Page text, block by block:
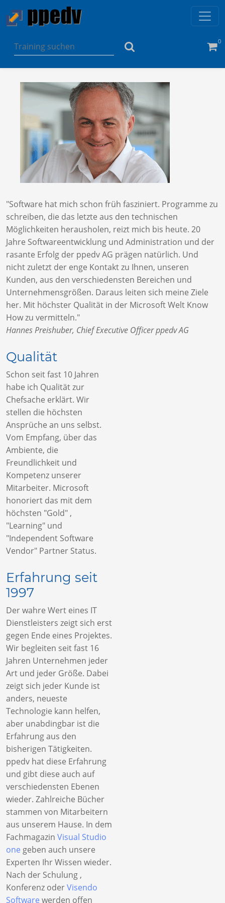
0
"Software hat mich schon früh fasziniert. Programme zu
schreiben, die das letzte aus den technischen
Möglichkeiten herausholen, reizt mich bis heute. 20
Jahre Softwareentwicklung und Administration und der
rasante Erfolg der ppedv AG prägen natürlich. Und
nicht zuletzt der enge Kontakt zu Ihnen, unseren
Kunden, aus den verschiedensten Bereichen und
Unternehmensgrößen. Daraus leiten sich meine Ziele
her. Mit höchster Qualität in der Microsoft Welt Know
How zu vermitteln."
Hannes Preishuber, Chief Executive Officer ppedv AG
Qualität
Schon seit fast 10 Jahren
habe ich Qualität zur
Chefsache erklärt. Wir
stellen die höchsten
Ansprüche an uns selbst.
Vom Empfang, über das
Ambiente, die
Freundlichkeit und
Kompetenz unserer
Mitarbeiter. Microsoft
honoriert das mit dem
höchsten "Gold" ,
"Learning" und
"Independent Software
Vendor" Partner Status.
Erfahrung seit
1997
Der wahre Wert eines IT
Dienstleisters zeigt sich erst
gegen Ende eines Projektes.
Wir begleiten seit fast 16
Jahren Unternehmen jeder
Art und jeder Größe. Dabei
zeigt sich jeder Kunde ist
anders, neueste
Technologie kann helfen,
aber unabdingbar ist die
Erfahrung aus den
bisherigen Tätigkeiten.
ppedv hat diese Erfahrung
und gibt diese auch auf
verschiedensten Ebenen
wieder. Zahlreiche Bücher
stammen von Mitarbeitern
aus unserem Hause. In dem
Fachmagazin Visual Studio
one geben auch unsere
Experten Ihr Wissen wieder.
Nach der Schulung ,
Konferenz oderVisendo
Software werden offen